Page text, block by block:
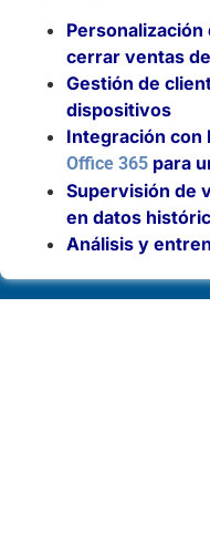
cerrar ventas
Gestión de
dispositivos
Integración con
Office 365 para
Supervisión de
en datos
Análisis y